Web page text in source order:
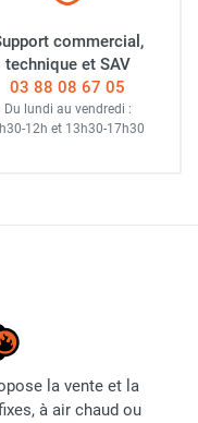
commercial,
technique et SAV
03 88 08 67 05
Du lundi au vendredi :
12h et 13h30-17h30
la vente et la
à air chaud ou